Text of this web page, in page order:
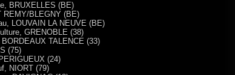
BRUXELLES (BE)
REMY/BLEGNY (BE)
LOUVAIN LA NEUVE (BE)
GRENOBLE (38)
TALENCE (33)
(75)
(24)
NIORT (79)